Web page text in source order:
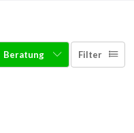
Filter
Beratung